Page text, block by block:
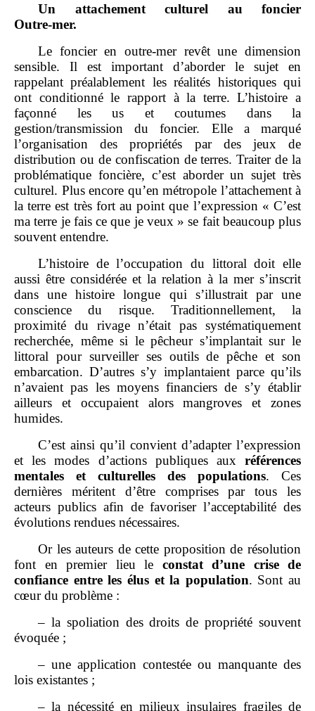
Un attachement culturel au foncier
Outre‑mer.
Le foncier en outre‑mer revêt une dimension
sensible. Il est important d’aborder le sujet en
rappelant préalablement les réalités historiques qui
ont conditionné le rapport à la terre. L’histoire a
façonné les us et coutumes dans la
gestion/transmission du foncier. Elle a marqué
l’organisation des propriétés par des jeux de
distribution ou de confiscation de terres. Traiter de la
problématique foncière, c’est aborder un sujet très
culturel. Plus encore qu’en métropole l’attachement à
la terre est très fort au point que l’expression « C’est
ma terre je fais ce que je veux » se fait beaucoup plus
souvent entendre.
L’histoire de l’occupation du littoral doit elle
aussi être considérée et la relation à la mer s’inscrit
dans une histoire longue qui s’illustrait par une
conscience du risque. Traditionnellement, la
proximité du rivage n’était pas systématiquement
recherchée, même si le pêcheur s’implantait sur le
littoral pour surveiller ses outils de pêche et son
embarcation. D’autres s’y implantaient parce qu’ils
n’avaient pas les moyens financiers de s’y établir
ailleurs et occupaient alors mangroves et zones
humides.
C’est ainsi qu’il convient d’adapter l’expression
et les modes d’actions publiques aux références
mentales et culturelles des populations. Ces
dernières méritent d’être comprises par tous les
acteurs publics afin de favoriser l’acceptabilité des
évolutions rendues nécessaires.
Or les auteurs de cette proposition de résolution
font en premier lieu le constat d’une crise de
confiance entre les élus et la population. Sont au
cœur du problème :
– la spoliation des droits de propriété souvent
évoquée ;
– une application contestée ou manquante des
lois existantes ;
– la nécessité en milieux insulaires fragiles de